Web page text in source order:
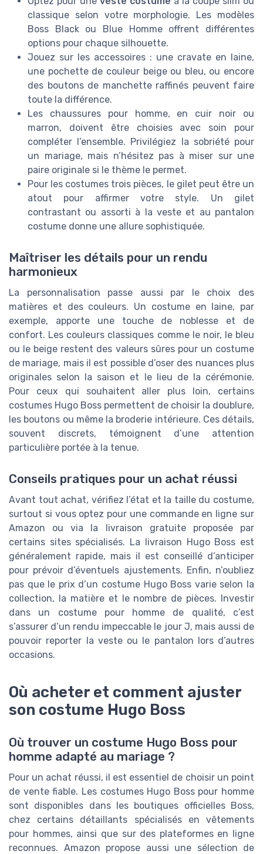
classique selon votre morphologie. Les modèles
Boss Black ou Blue Homme offrent différentes
options pour chaque silhouette.
Jouez sur les accessoires : une cravate en laine,
une pochette de couleur beige ou bleu, ou encore
des boutons de manchette raffinés peuvent faire
toute la différence.
Les chaussures pour homme, en cuir noir ou
marron, doivent être choisies avec soin pour
compléter l’ensemble. Privilégiez la sobriété pour
un mariage, mais n’hésitez pas à miser sur une
paire originale si le thème le permet.
Pour les costumes trois pièces, le gilet peut être un
atout pour affirmer votre style. Un gilet
contrastant ou assorti à la veste et au pantalon
costume donne une allure sophistiquée.
Maîtriser les détails pour un rendu
harmonieux
La personnalisation passe aussi par le choix des
matières et des couleurs. Un costume en laine, par
exemple, apporte une touche de noblesse et de
confort. Les couleurs classiques comme le noir, le bleu
ou le beige restent des valeurs sûres pour un costume
de mariage, mais il est possible d’oser des nuances plus
originales selon la saison et le lieu de la cérémonie.
Pour ceux qui souhaitent aller plus loin, certains
costumes Hugo Boss permettent de choisir la doublure,
les boutons ou même la broderie intérieure. Ces détails,
souvent discrets, témoignent d’une attention
particulière portée à la tenue.
Conseils pratiques pour un achat réussi
Avant tout achat, vérifiez l’état et la taille du costume,
surtout si vous optez pour une commande en ligne sur
Amazon ou via la livraison gratuite proposée par
certains sites spécialisés. La livraison Hugo Boss est
généralement rapide, mais il est conseillé d’anticiper
pour prévoir d’éventuels ajustements. Enfin, n’oubliez
pas que le prix d’un costume Hugo Boss varie selon la
collection, la matière et le nombre de pièces. Investir
dans un costume pour homme de qualité, c’est
s’assurer d’un rendu impeccable le jour J, mais aussi de
pouvoir reporter la veste ou le pantalon lors d’autres
occasions.
Où acheter et comment ajuster
son costume Hugo Boss
Où trouver un costume Hugo Boss pour
homme adapté au mariage ?
Pour un achat réussi, il est essentiel de choisir un point
de vente fiable. Les costumes Hugo Boss pour homme
sont disponibles dans les boutiques officielles Boss,
chez certains détaillants spécialisés en vêtements
pour hommes, ainsi que sur des plateformes en ligne
reconnues. Amazon propose aussi une sélection de